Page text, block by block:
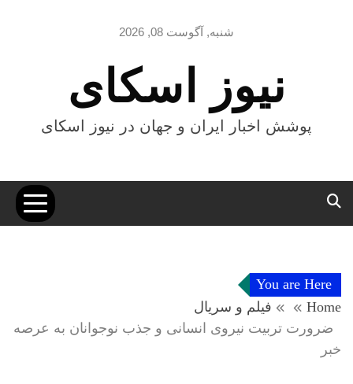
شنبه, آگوست 08, 2026
نیوز اسکای
پوشش اخبار ایران و جهان در نیوز اسکای
You are Here
Home
فیلم و سریال
ضرورت تربیت نیروی انسانی و جذب نوجوانان به عرصه
خبر